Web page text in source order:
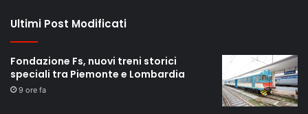
Ultimi Post Modificati
Fondazione Fs, nuovi treni storici
speciali tra Piemonte e Lombardia
9 ore fa